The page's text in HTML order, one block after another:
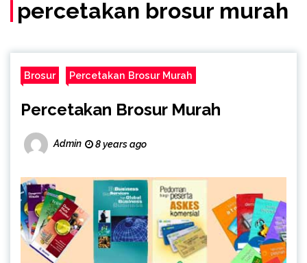
percetakan brosur murah
Brosur Percetakan Brosur Murah
Percetakan Brosur Murah
Admin 8 years ago